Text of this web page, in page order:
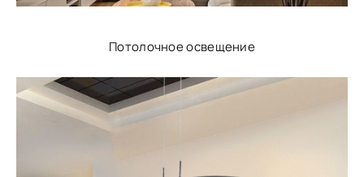
Потолочное освещение